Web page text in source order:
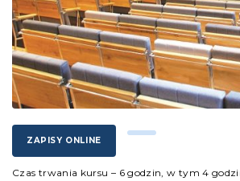
ZAPISY ONLINE
Czas trwania kursu – 6 godzin, w tym 4